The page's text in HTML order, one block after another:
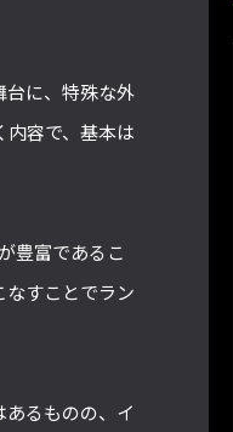
台に、特殊な外
容で、基本は
豊富であるこ
すことでラン
るものの、イ